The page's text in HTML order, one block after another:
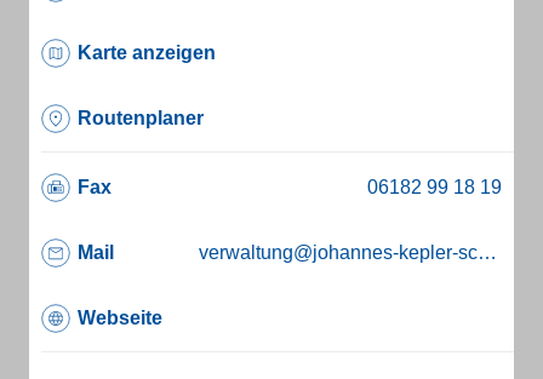
Karte anzeigen
Routenplaner
Fax
Mail verwaltung@johannes-kepler-schule-hainburg.de
Webseite